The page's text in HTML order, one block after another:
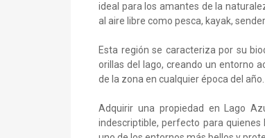
ideal para los amantes de la
al aire libre como pesca, kayak,
Esta región se caracteriza por su
orillas del lago, creando un entorno
de la zona en cualquier época del año.
Adquirir una propiedad en Lago
indescriptible, perfecto para